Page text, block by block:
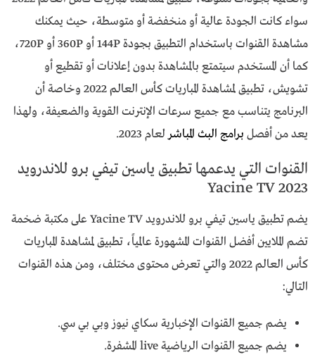
سواء كانت الجودة عالية أو منخفضة أو متوسطة، حيث يمكنك
مشاهدة القنوات باستخدام التطبيق بجودة 144P أو 360P أو 720P،
كما أن المستخدم سيتمتع بالمشاهدة بدون إعلانات أو تقطيع أو
تشويش، تطبيق لمشاهدة المباريات كأس العالم 2022 وخاصة أن
البرنامج يتناسب مع جميع سرعات الإنترنت القوية والضعيفة، ولهذا
يعد من أفصل برامج البث المباشرلعام 2023.
القنوات التي يدعمها تطبيق ياسين تيفي برو للاندرويد
2023 Yacine TV
يضم تطبيق ياسين تيفي برو للاندرويد Yacine TV على مكتبة ضخمة
تضم الملايين أفضل القنوات المشهورة عالمياً، تطبيق لمشاهدة المباريات
كأس العالم 2022 والتي تعرض محتوى مختلف، ومن هذه القنوات
التالي:
يضم جميع القنوات الإخبارية سكاي نيوز وبي بي سي.
يضم جميع القنوات الرياضية live المشفرة.